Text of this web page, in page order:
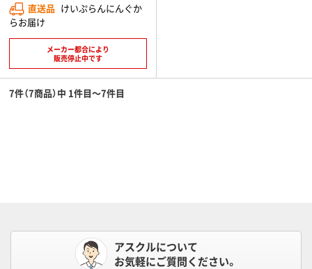
直送品 けいぷらんにんぐか
らお届け
メーカー都合により
販売停止中です
7件（7商品）中 1件目～7件目
アスクルについて
お気軽にご質問ください。